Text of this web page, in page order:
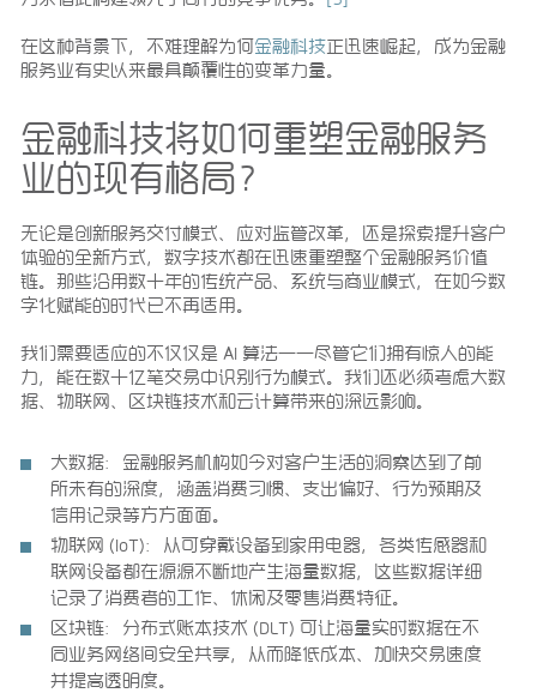
在这种背景下，不难理解为何 金融科技正迅速崛起，成为金融
服务业有史以来最具颠覆性的变革力量。
金融科技将如何重塑金融服务
业的现有格局？
无论是创新服务交付模式、应对监管改革，还是探索提升客户
体验的全新方式，数字技术都在迅速重塑整个金融服务价值
链。那些沿用数十年的传统产品、系统与商业模式，在如今数
字化赋能的时代已不再适用。
我们需要适应的不仅仅是 AI 算法——尽管它们拥有惊人的能
力，能在数十亿笔交易中识别行为模式。我们还必须考虑大数
据、物联网、区块链技术和云计算带来的深远影响。
大数据：金融服务机构如今对客户生活的洞察达到了前
所未有的深度，涵盖消费习惯、支出偏好、行为预期及
信用记录等方方面面。
物联网 (IoT)：
从可穿戴设备到家用电器，各类传感器和
联网设备都在源源不断地产生海量数据，这些数据详细
记录了消费者的工作、休闲及零售消费特征。
区块链： 分布式账本技术 (DLT) 可让海量实时数据在不
同业务网络间安全共享，从而降低成本、加快交易速度
并提高透明度。